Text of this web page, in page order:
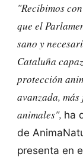
"Recibimos
que el
sano y
Cataluña
protección
avanzada,
animales", ha
de
presenta en